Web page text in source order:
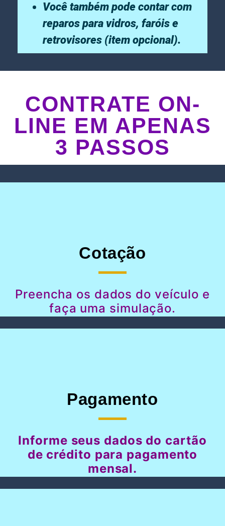
Você também pode contar com
reparos para vidros, faróis e
retrovisores (item opcional).
CONTRATE ON-
LINE EM APENAS
3 PASSOS
Cotação
Preencha os dados do veículo e
faça uma simulação.
Pagamento
Informe seus dados do cartão
de crédito para pagamento
mensal.